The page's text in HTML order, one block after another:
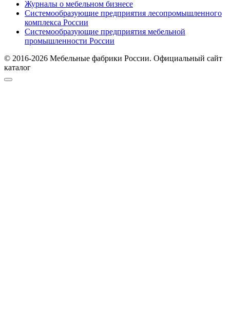
Журналы о мебельном бизнесе
Системообразующие предприятия лесопромышленного
комплекса России
Системообразующие предприятия мебельной
промышленности России
© 2016-2026 Мебельные фабрики России. Официальный сайт
каталог